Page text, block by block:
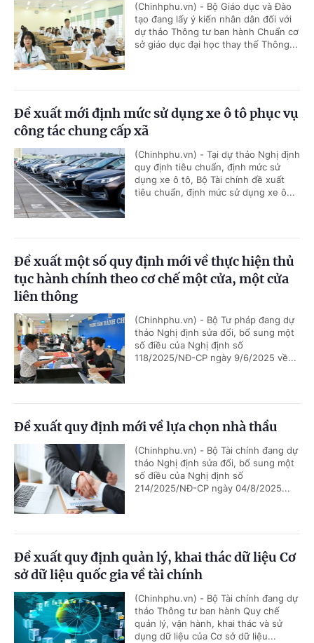
(Chinhphu.vn) - Bộ Giáo dục và Đào
tạo đang lấy ý kiến nhân dân đối với
dự thảo Thông tư ban hành Chuẩn cơ
sở giáo dục đại học thay thế Thông...
Đề xuất mới định mức sử dụng xe ô tô phục vụ
công tác chung cấp xã
(Chinhphu.vn) - Tại dự thảo Nghị định
quy định tiêu chuẩn, định mức sử
dụng xe ô tô, Bộ Tài chính đề xuất
tiêu chuẩn, định mức sử dụng xe ô...
Đề xuất một số quy định mới về thực hiện thủ
tục hành chính theo cơ chế một cửa, một cửa
liên thông
(Chinhphu.vn) - Bộ Tư pháp đang dự
thảo Nghị định sửa đổi, bổ sung một
số điều của Nghị định số
118/2025/NĐ-CP ngày 9/6/2025 về...
Đề xuất quy định mới về lựa chọn nhà thầu
(Chinhphu.vn) - Bộ Tài chính đang dự
thảo Nghị định sửa đổi, bổ sung một
số điều của Nghị định số
214/2025/NĐ-CP ngày 04/8/2025...
Đề xuất quy định quản lý, khai thác dữ liệu Cơ
sở dữ liệu quốc gia về tài chính
(Chinhphu.vn) - Bộ Tài chính đang dự
thảo Thông tư ban hành Quy chế
quản lý, vận hành, khai thác và sử
dụng dữ liệu của Cơ sở dữ liệu...